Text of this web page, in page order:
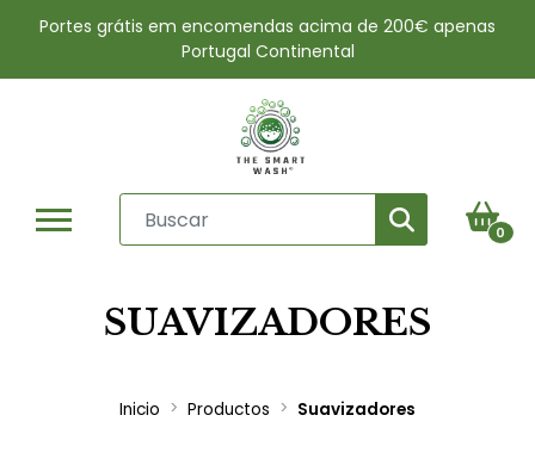
Portes grátis em encomendas acima de 200€ apenas
Portugal Continental
0
SUAVIZADORES
Inicio Productos Suavizadores